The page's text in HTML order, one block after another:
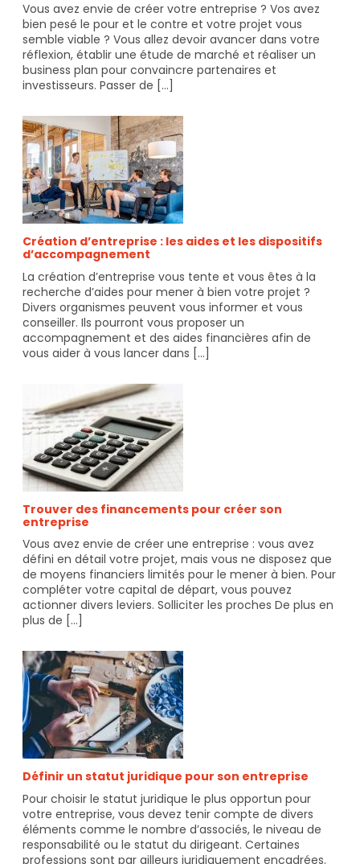
Vous avez envie de créer votre entreprise ? Vos avez
bien pesé le pour et le contre et votre projet vous
semble viable ? Vous allez devoir avancer dans votre
réflexion, établir une étude de marché et réaliser un
business plan pour convaincre partenaires et
investisseurs. Passer de [...]
septembre
2021
Info-
Jeunes
Grand-
Est
Création d’entreprise : les aides et les dispositifs
d’accompagnement
La création d’entreprise vous tente et vous êtes à la
recherche d’aides pour mener à bien votre projet ?
Divers organismes peuvent vous informer et vous
conseiller. Ils pourront vous proposer un
accompagnement et des aides financières afin de
vous aider à vous lancer dans [...]
Info-
Jeunes
Grand-
Est
Trouver des financements pour créer son
entreprise
Vous avez envie de créer une entreprise : vous avez
défini en détail votre projet, mais vous ne disposez que
de moyens financiers limités pour le mener à bien. Pour
compléter votre capital de départ, vous pouvez
actionner divers leviers. Solliciter les proches De plus en
plus de [...]
mai
2022
Info-
Jeunes
Grand-
Est
Définir un statut juridique pour son entreprise
Pour choisir le statut juridique le plus opportun pour
votre entreprise, vous devez tenir compte de divers
éléments comme le nombre d’associés, le niveau de
responsabilité ou le statut du dirigeant. Certaines
professions sont par ailleurs juridiquement encadrées.